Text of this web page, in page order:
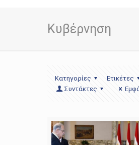
Κυβέρνηση
Κατηγορίες
Ετικέτες
Συντάκτες